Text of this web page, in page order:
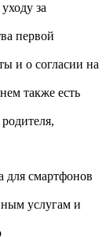
за
первой
и о согласии на
также есть
смартфонов
услугам и